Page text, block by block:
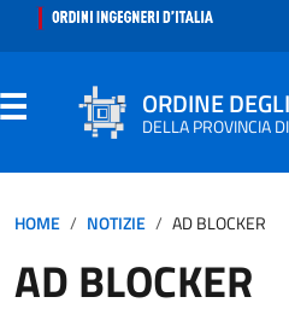
ORDINE
DELLA PROVINCIA
SEGRETERIA
HOME NOTIZIE AD BLOCKER
AD BLOCKER